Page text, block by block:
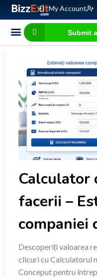
My Account
Submit
Calculator
facerii –
companiei
Descoperiți valoarea
clicuri cu Calculatorul
Conceput pentru